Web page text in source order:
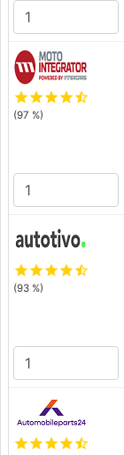
starstarstarstarstar_half
(97 %)
starstarstarstarstar_half
(93 %)
starstarstarstarstar_half